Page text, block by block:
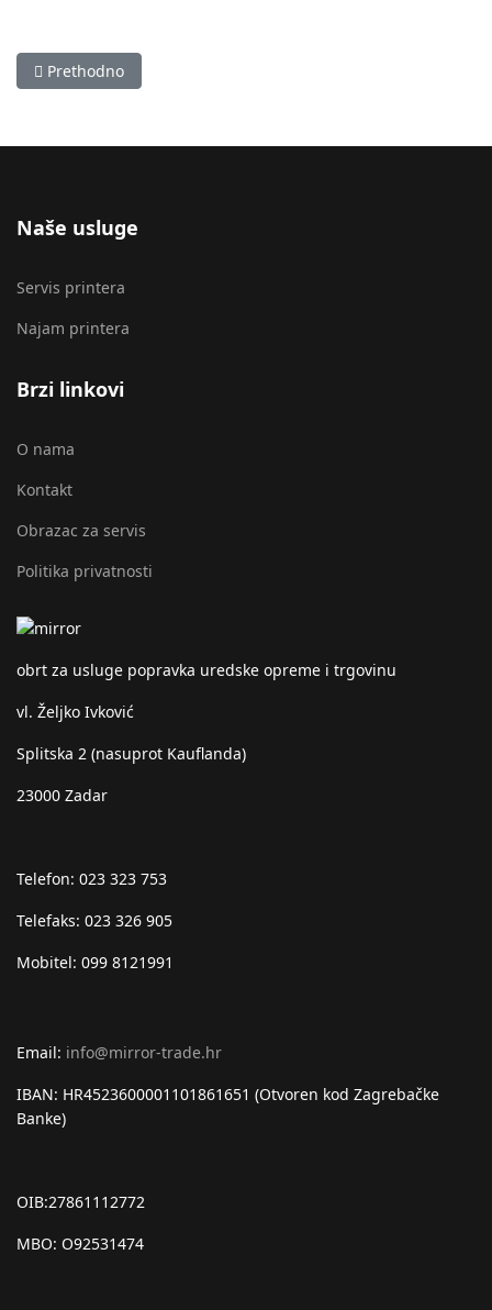
Previous article: Servis pisača i fotokopirnih uređaja
Prethodno
Naše usluge
Servis printera
Najam printera
Brzi linkovi
O nama
Kontakt
Obrazac za servis
Politika privatnosti
obrt za usluge popravka uredske opreme i trgovinu
vl. Željko Ivković
Splitska 2 (nasuprot Kauflanda)
23000 Zadar
Telefon: 023 323 753
Telefaks: 023 326 905
Mobitel: 099 8121991
Email: info@mirror-trade.hr
IBAN: HR4523600001101861651 (Otvoren kod Zagrebačke
Banke)
OIB:27861112772
MBO: O92531474